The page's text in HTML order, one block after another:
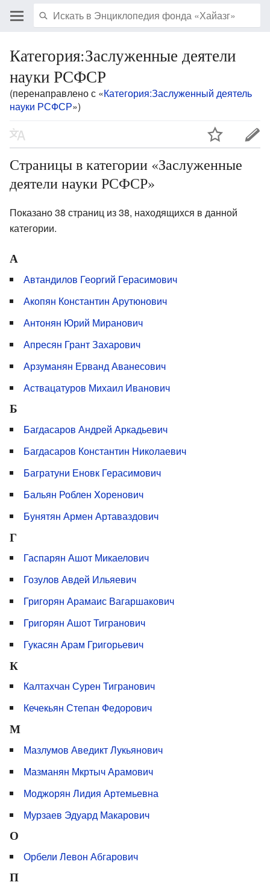
Категория:Заслуженные деятели
науки РСФСР
(перенаправлено с «Категория:Заслуженный деятель
науки РСФСР»)
Страницы в категории «Заслуженные
деятели науки РСФСР»
Показано 38 страниц из 38, находящихся в данной
категории.
А
Автандилов Георгий Герасимович
Акопян Константин Арутюнович
Антонян Юрий Миранович
Апресян Грант Захарович
Арзуманян Ерванд Аванесович
Аствацатуров Михаил Иванович
Б
Багдасаров Андрей Аркадьевич
Багдасаров Константин Николаевич
Багратуни Еновк Герасимович
Бальян Роблен Xоренович
Бунятян Армен Артаваздович
Г
Гаспарян Ашот Микаелович
Гозулов Авдей Ильяевич
Григорян Арамаис Вагаршакович
Григорян Ашот Тигранович
Гукасян Арам Григорьевич
К
Калтахчан Сурен Тигранович
Кечекьян Степан Федорович
М
Мазлумов Аведикт Лукьянович
Мазманян Мкртыч Арамович
Моджорян Лидия Артемьевна
Мурзаев Эдуард Макарович
О
Орбели Левон Абгарович
П